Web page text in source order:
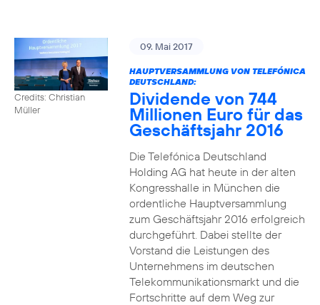
Credits: Christian
Müller
09. Mai 2017
HAUPTVERSAMMLUNG VON TELEFÓNICA
DEUTSCHLAND:
Dividende von 744
Millionen Euro für das
Geschäftsjahr 2016
Die Telefónica Deutschland
Holding AG hat heute in der alten
Kongresshalle in München die
ordentliche Hauptversammlung
zum Geschäftsjahr 2016 erfolgreich
durchgeführt. Dabei stellte der
Vorstand die Leistungen des
Unternehmens im deutschen
Telekommunikationsmarkt und die
Fortschritte auf dem Weg zur